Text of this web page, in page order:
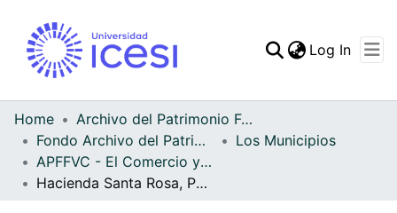
Statistics
Log In
Home
Archivo del Patrimonio Fotográfico y Fílmico del Valle del Cauca
Fondo Archivo del Patrimonio Fotográfico y Fílmico del Valle del Cauca
Los Municipios
APFFVC - El Comercio y las Haciendas - Patrimonial
Hacienda Santa Rosa, Palmira, C